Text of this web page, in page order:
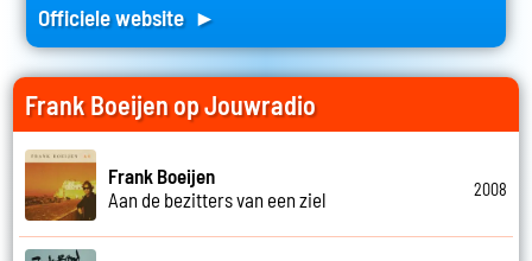
Officiele website ►
Frank Boeijen op Jouwradio
Frank Boeijen
Aan de bezitters van een ziel
2008